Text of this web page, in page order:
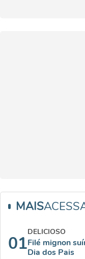
MAIS
01
DELICIOSO
Filé mignon
Dia dos Pais